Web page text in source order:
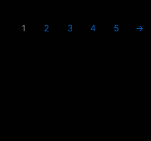
1 2 3 4 5 →